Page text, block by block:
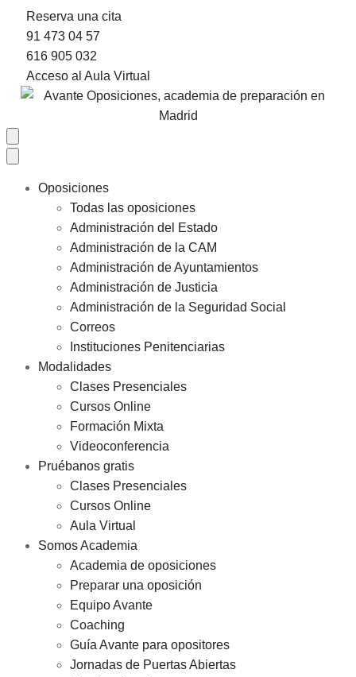
Reserva una cita
91 473 04 57
616 905 032
Acceso al Aula Virtual
Oposiciones
Todas las oposiciones
Administración del Estado
Administración de la CAM
Administración de Ayuntamientos
Administración de Justicia
Administración de la Seguridad Social
Correos
Instituciones Penitenciarias
Modalidades
Clases Presenciales
Cursos Online
Formación Mixta
Videoconferencia
Pruébanos gratis
Clases Presenciales
Cursos Online
Aula Virtual
Somos Academia
Academia de oposiciones
Preparar una oposición
Equipo Avante
Coaching
Guía Avante para opositores
Jornadas de Puertas Abiertas